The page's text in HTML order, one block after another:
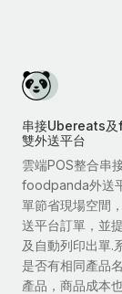
串接Ubereats
雙外送平台
雲端POS整合串
foodpanda外送
單節省現場空間
送平台訂單，並
及自動列印出單.
是否有相同產品
產品，商品成本